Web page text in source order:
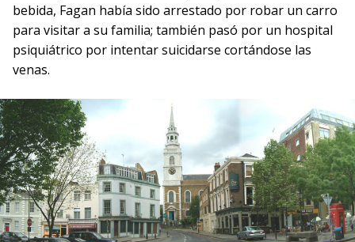
bebida, Fagan había sido arrestado por robar un carro
para visitar a su familia; también pasó por un hospital
psiquiátrico por intentar suicidarse cortándose las
venas.